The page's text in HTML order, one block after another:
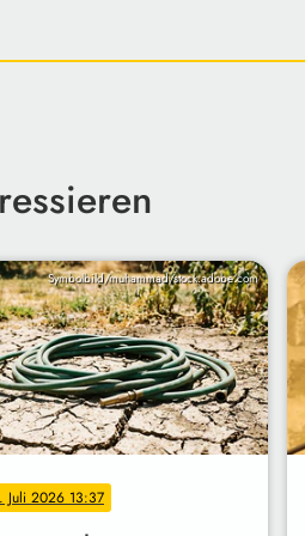
Symbolbild/muhammad/stock.adobe.com
. Juli 2026 13:37